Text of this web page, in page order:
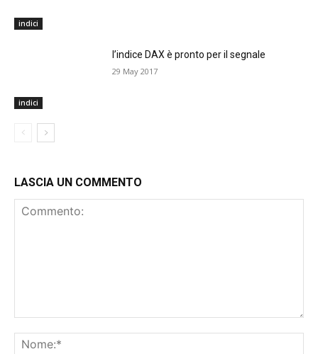
indici
indici
l’indice DAX è pronto per il segnale
29 May 2017
LASCIA UN COMMENTO